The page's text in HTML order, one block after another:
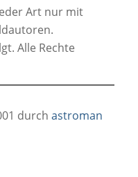
Art nur mit
Alle Rechte
durch astroman